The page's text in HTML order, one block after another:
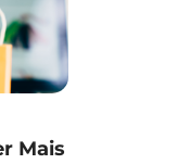
Mais